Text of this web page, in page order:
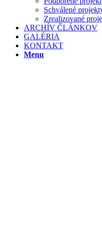
Schválené
Zrealizované
ARCHÍV ČLÁNKOV
GALÉRIA
KONTAKT
Menu